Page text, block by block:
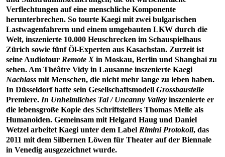
Verflechtungen auf eine menschliche Komponente
herunterbrechen. So tourte Kaegi mit zwei bulgarischen
Lastwagenfahrern und einem umgebauten LKW durch die
Welt, inszenierte 10.000 Heuschrecken im Schauspielhaus
Zürich sowie fünf Öl-Experten aus Kasachstan. Zurzeit ist
seine Audiotour Remote X in Moskau, Berlin und Shanghai zu
sehen. Am Théâtre Vidy in Lausanne inszenierte Kaegi
Nachlass mit Menschen, die nicht mehr lange zu leben haben.
In Düsseldorf hatte sein Gesellschaftsmodell Grossbaustelle
Premiere. In Unheimliches Tal / Uncanny Valley inszenierte er
die lebensgroße Kopie des Schriftstellers Thomas Melle als
Humanoiden. Gemeinsam mit Helgard Haug und Daniel
Wetzel arbeitet Kaegi unter dem Label Rimini Protokoll, das
2011 mit dem Silbernen Löwen für Theater auf der Biennale
in Venedig ausgezeichnet wurde.